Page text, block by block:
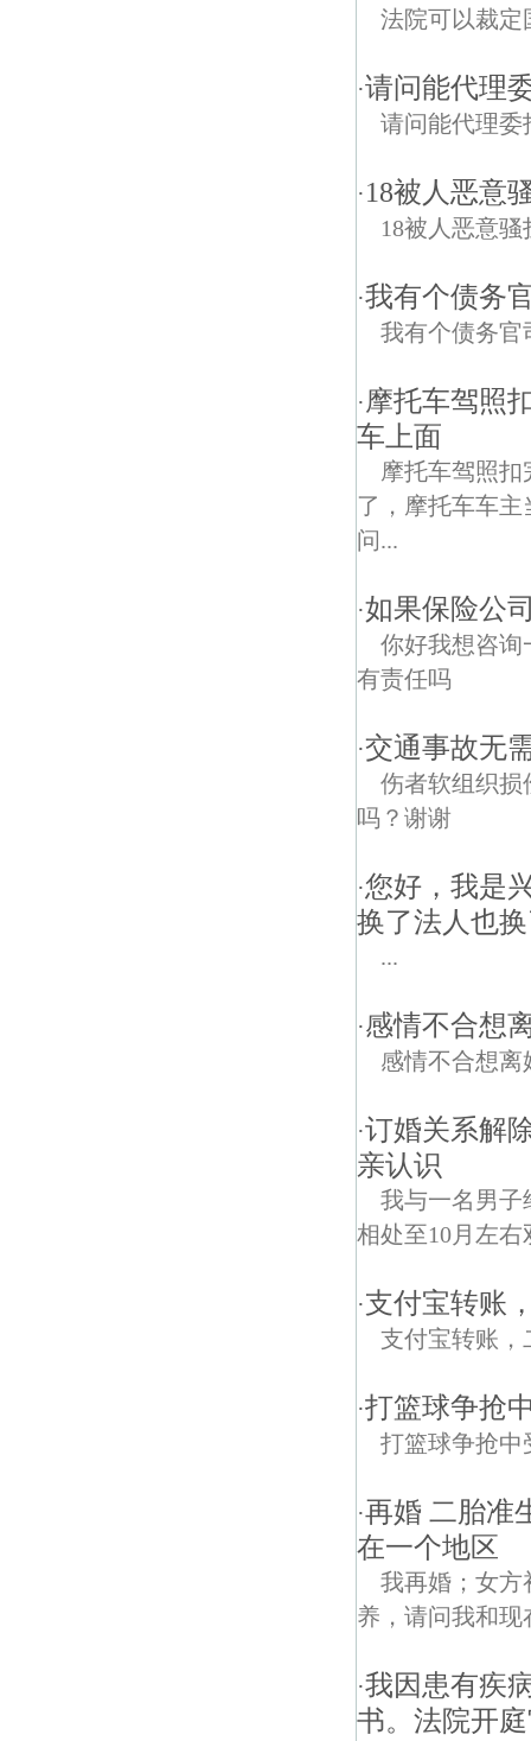
法院可以裁定
·请问能代理
请问能代理委
·18被人恶意
18被人恶意骚
·我有个债务
我有个债务官
·摩托车驾照
车上面
摩托车驾照
了，摩托车车
问...
·如果保险公
你好我想咨询
有责任吗
·交通事故无
伤者软组织损
吗？谢谢
·您好，我是
换了法人也
...
·感情不合想
感情不合想离
·订婚关系解
亲认识
我与一名男子
相处至10月左
·支付宝转账
支付宝转账，
·打篮球争抢
打篮球争抢中
·再婚 二胎准
在一个地区
我再婚；女方
养，请问我和
·我因患有疾
书。法院开